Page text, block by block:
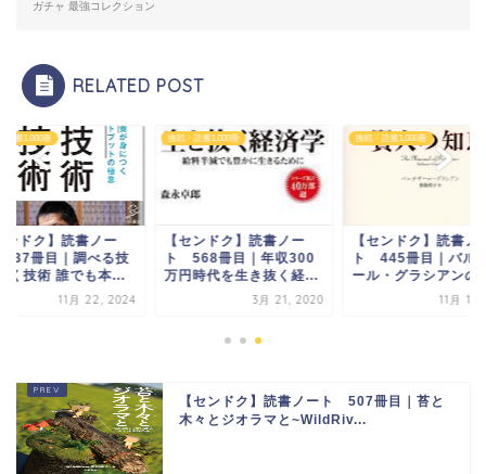
ガチャ 最強コレクション
RELATED POST
読書1,000冊
ンドク】読書ノー
冊目｜調べる技
く技術 誰でも本...
11月 22, 2024
挑戦・読書1,000冊
【センドク】読書ノー
ト 568冊目｜年収300
万円時代を生き抜く経...
3月 21, 2020
挑戦・読書1,000冊
【センドク】読書ノ
ト 445冊目｜バル
ール・グラシアンの
11月 19,
【センドク】読書ノート 507冊目｜苔と
木々とジオラマと~WildRiv...